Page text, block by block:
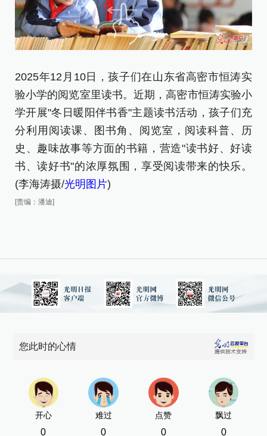
2025年12月10日，孩子们在山东省高密市恒涛实
验小学的阅览室里读书。近期，高密市恒涛实验小
学开展"冬日暖阳伴书香"主题读书活动，孩子们充
分利用阅读课、图书角、阅览室，阅读科普、历
史、趣味故事等方面的书籍，营造"读书好、好读
书、读好书"的浓厚氛围，享受阅读带来的快乐。
(李海涛摄/光明图片)
[责编：潘迪]
您此时的心情
开心
0
难过
0
点赞
0
飘过
0